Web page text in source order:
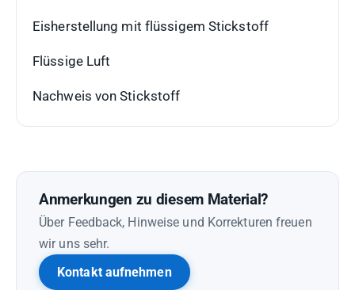
Eisherstellung mit flüssigem Stickstoff
Flüssige Luft
Nachweis von Stickstoff
Anmerkungen zu diesem Material?
Über Feedback, Hinweise und Korrekturen freuen
wir uns sehr.
Kontakt aufnehmen